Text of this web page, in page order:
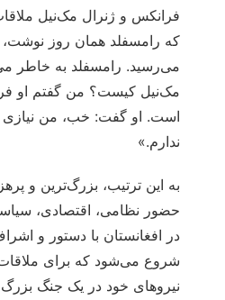
فرانکس و ژنرال مک‌نیل
که رامسفلد همان روز
می‌رسید. رامسفلد به خاطر
مک‌نیل کیست؟ من گفتم او
است. او گفت: خب، من نیازی
ندارم.»
به این ترتیب، بزرگ‌ترین و
حضور نظامی، اقتصادی،
در افغانستان با دستور و
شروع می‌شود که برای
نیروهای خود در یک جنگ